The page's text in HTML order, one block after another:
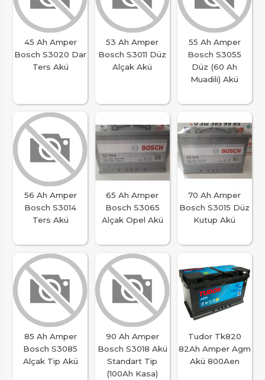
45 Ah Amper
Bosch S3020 Dar
Ters Akü
53 Ah Amper
Bosch S3011 Düz
Alçak Akü
55 Ah Amper
Bosch S3055
Düz (60 Ah
Muadili) Akü
56 Ah Amper
Bosch S3014
Ters Akü
65 Ah Amper
Bosch S3065
Alçak Opel Akü
70 Ah Amper
Bosch S3015 Düz
Kutup Akü
85 Ah Amper
Bosch S3085
Alçak Tip Akü
90 Ah Amper
Bosch S3018 Akü
Standart Tip
(100Ah Kasa)
Tudor Tk820
82Ah Amper Agm
Akü 800Aen